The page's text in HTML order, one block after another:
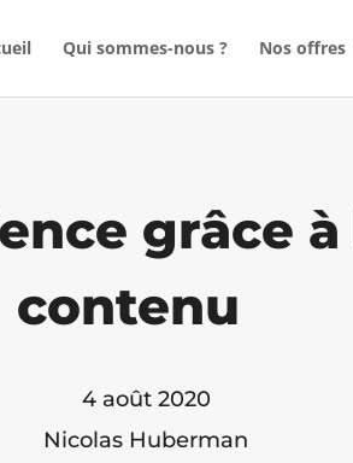
Qui sommes-nous ? Nos offres
grâce
contenu
4 août 2020
Nicolas Huberman